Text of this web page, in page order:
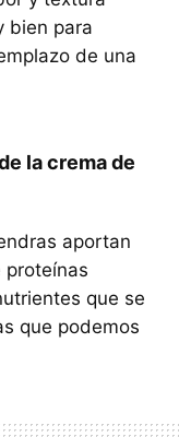
bien para
de una
la crema de
aportan
proteínas
que se
que podemos